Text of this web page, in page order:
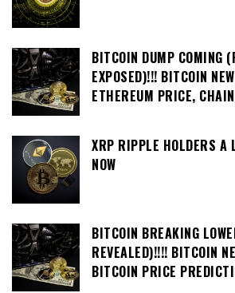
BITCOIN DUMP COMING
EXPOSED)!!! BITCOIN
ETHEREUM PRICE,
XRP RIPPLE HOLDERS A
NOW
BITCOIN BREAKING
REVEALED)!!!! BITCOIN
BITCOIN PRICE